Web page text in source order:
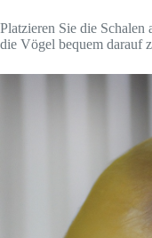
Platzieren Sie die
die Vögel bequem darauf